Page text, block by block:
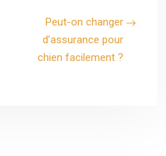
Peut-on changer
d’assurance pour
chien facilement ?